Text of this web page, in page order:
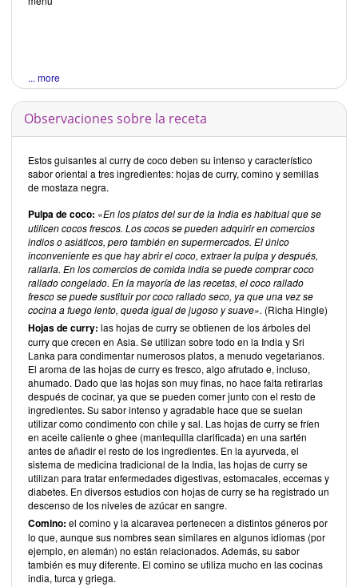
... more
Observaciones sobre la receta
Estos guisantes al curry de coco deben su intenso y característico
sabor oriental a tres ingredientes: hojas de curry, comino y semillas
de mostaza negra.
Pulpa de coco: «En los platos del sur de la India es habitual que se
utilicen cocos frescos. Los cocos se pueden adquirir en comercios
indios o asiáticos, pero también en supermercados. El único
inconveniente es que hay abrir el coco, extraer la pulpa y después,
rallarla. En los comercios de comida india se puede comprar coco
rallado congelado. En la mayoría de las recetas, el coco rallado
fresco se puede sustituir por coco rallado seco, ya que una vez se
cocina a fuego lento, queda igual de jugoso y suave». (Richa Hingle)
Hojas de curry: las hojas de curry se obtienen de los árboles del
curry que crecen en Asia. Se utilizan sobre todo en la India y Sri
Lanka para condimentar numerosos platos, a menudo vegetarianos.
El aroma de las hojas de curry es fresco, algo afrutado e, incluso,
ahumado. Dado que las hojas son muy finas, no hace falta retirarlas
después de cocinar, ya que se pueden comer junto con el resto de
ingredientes. Su sabor intenso y agradable hace que se suelan
utilizar como condimento con chile y sal. Las hojas de curry se fríen
en aceite caliente o ghee (mantequilla clarificada) en una sartén
antes de añadir el resto de los ingredientes. En la ayurveda, el
sistema de medicina tradicional de la India, las hojas de curry se
utilizan para tratar enfermedades digestivas, estomacales, eccemas y
diabetes. En diversos estudios con hojas de curry se ha registrado un
descenso de los niveles de azúcar en sangre.
Comino: el comino y la alcaravea pertenecen a distintos géneros por
lo que, aunque sus nombres sean similares en algunos idiomas (por
ejemplo, en alemán) no están relacionados. Además, su sabor
también es muy diferente. El comino se utiliza mucho en las cocinas
india, turca y griega.